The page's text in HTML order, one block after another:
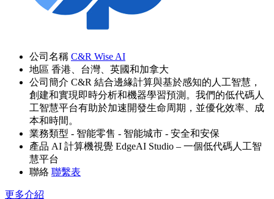
公司名稱 C&R Wise AI
地區 香港、台灣、英國和加拿大
公司簡介 C&R 結合邊緣計算與基於感知的人工智慧，
創建和實現即時分析和機器學習預測。我們的低代碼人
工智慧平台有助於加速開發生命周期，並優化效率、成
本和時間。
業務類型 - 智能零售 - 智能城市 - 安全和安保
產品 AI 計算機視覺 EdgeAI Studio – 一個低代碼人工智
慧平台
聯絡 聯繫表
更多介紹